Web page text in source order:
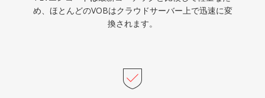
め、ほとんどのVOBはクラウドサーバー上で迅速に変
換されます。